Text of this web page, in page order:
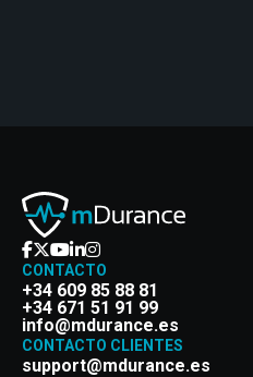
CONTACTO
+34 609 85 88 81
+34 671 51 91 99
info@mdurance.es
CONTACTO CLIENTES
support@mdurance.es